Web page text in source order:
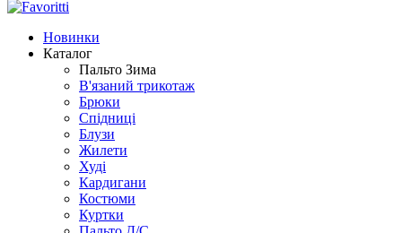
Новинки
Каталог
Пальто Зима
В'язаний трикотаж
Брюки
Спідниці
Блузи
Жилети
Худі
Кардигани
Костюми
Куртки
XLSX